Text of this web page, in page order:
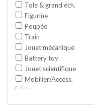
Tole & grand éch.
Figurine
Poupée
Train
Jouet mécanique
Battery toy
Jouet scientifique
Mobilier/Access.
Jeu